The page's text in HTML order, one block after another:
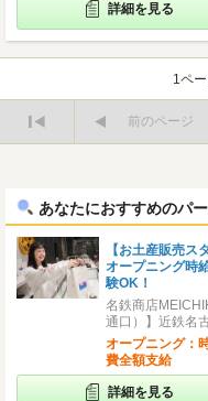
詳細を見る
1ペ
前のページ
あなたにおすすめのパ
【お土産販売ス
オープニング時
験OK！
名鉄商店
通口）】近鉄名
オープニング：
費全額支給
詳細を見る